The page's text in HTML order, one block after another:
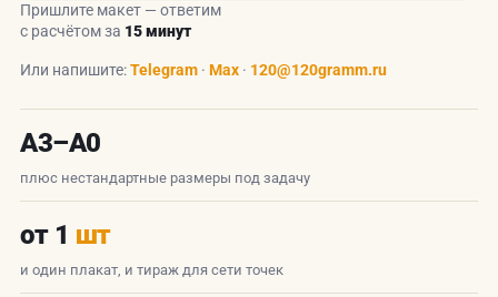
Пришлите макет — ответим
с расчётом за 15 минут
Или напишите:Telegram · Max · 120@120gramm.ru
А3–А0
плюс нестандартные размеры под задачу
от 1 шт
и один плакат, и тираж для сети точек